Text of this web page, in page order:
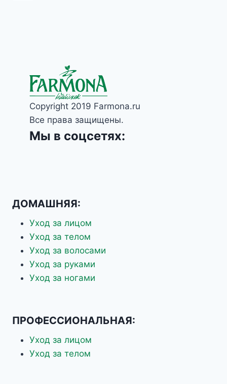
Copyright 2019 Farmona.ru
Все права защищены.
Мы в соцсетях:
ДОМАШНЯЯ:
Уход за лицом
Уход за телом
Уход за волосами
Уход за руками
Уход за ногами
ПРОФЕССИОНАЛЬНАЯ:
Уход за лицом
Уход за телом